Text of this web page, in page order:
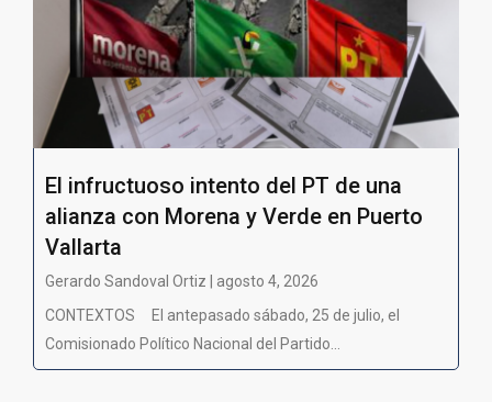
El infructuoso intento del PT de una
alianza con Morena y Verde en Puerto
Vallarta
Gerardo Sandoval Ortiz | agosto 4, 2026
CONTEXTOS El antepasado sábado, 25 de julio, el
Comisionado Político Nacional del Partido...